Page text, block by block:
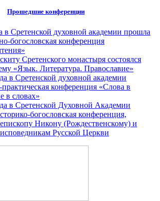
Прошедшие конференции
в Сретенской духовной академии прошла
богословская конференция
Сретенского монастыря состоялся
«Язык. Литература. Православие»
в Сретенской духовной академии
практическая конференция «Слова в
в словах»
в Сретенской Духовной Академии
богословская конференция,
Никону (Рождественскому) и
Русской Церкви